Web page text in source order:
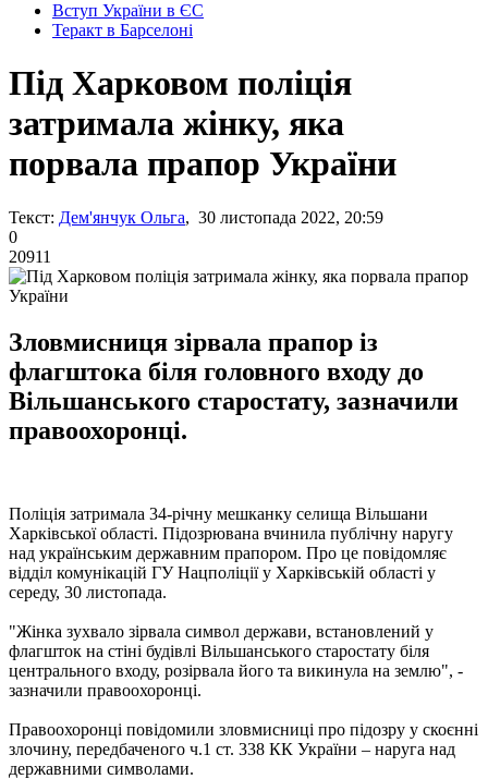
Вступ України в ЄС
Теракт в Барселоні
Під Харковом поліція
затримала жінку, яка
порвала прапор України
Текст: Дем'янчук Ольга, 30 листопада 2022, 20:59
0
20911
Зловмисниця зірвала прапор із
флагштока біля головного входу до
Вільшанського старостату, зазначили
правоохоронці.
Поліція затримала 34-річну мешканку селища Вільшани
Харківської області. Підозрювана вчинила публічну наругу
над українським державним прапором. Про це повідомляє
відділ комунікацій ГУ Нацполіції у Харківській області у
середу, 30 листопада.
"Жінка зухвало зірвала символ держави, встановлений у
флагшток на стіні будівлі Вільшанського старостату біля
центрального входу, розірвала його та викинула на землю", -
зазначили правоохоронці.
Правоохоронці повідомили зловмисниці про підозру у скоєнні
злочину, передбаченого ч.1 ст. 338 КК України – наруга над
державними символами.